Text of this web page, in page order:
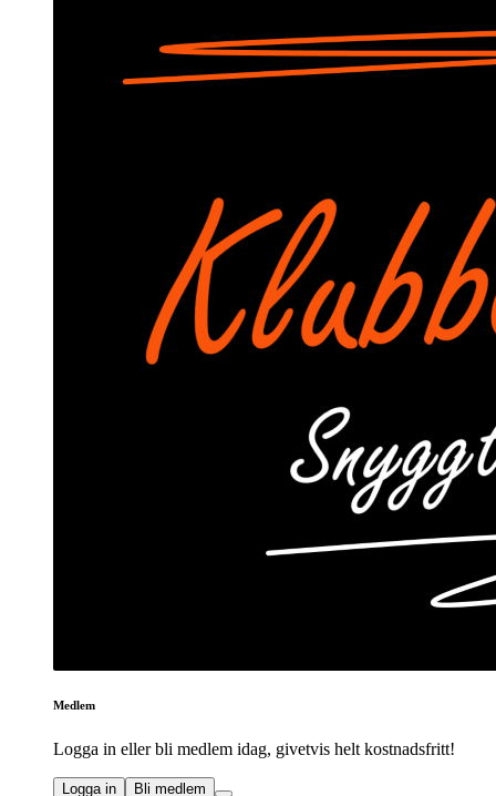
Medlem
Logga in eller bli medlem idag, givetvis helt kostnadsfritt!
Logga in Bli medlem